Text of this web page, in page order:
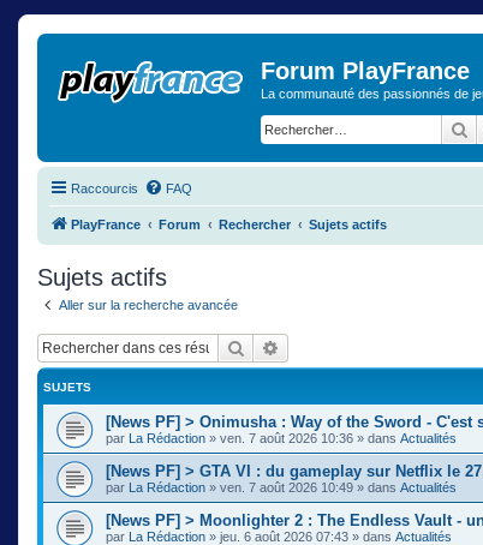
Forum PlayFrance
La communauté des passionnés de
Raccourcis FAQ
PlayFrance Forum Rechercher Sujets actifs
Sujets actifs
Aller sur la recherche avancée
Rechercher
SUJETS
[News PF] > Onimusha : Way of the Sword - C'est
par La Rédaction » ven. 7 août 2026 10:36 » dans Actualités
[News PF] > GTA VI : du gameplay sur Netflix le
par La Rédaction » ven. 7 août 2026 10:49 » dans Actualités
[News PF] > Moonlighter 2 : The Endless Vault -
par La Rédaction » jeu. 6 août 2026 07:43 » dans Actualités